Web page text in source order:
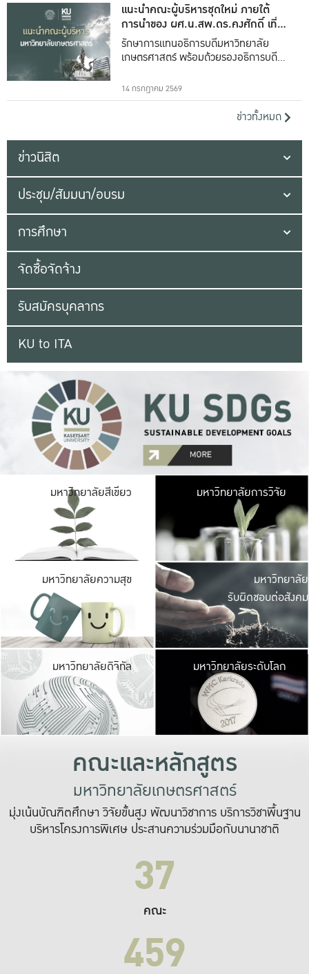
แนะนำคณะผู้บริหารชุดใหม่ ภายใต้
การนำของ ผศ.น.สพ.ดร.คงศักดิ์ เที่ยง
ธรรม
รักษาการแทนอธิการบดีมหาวิทยาลัย
เกษตรศาสตร์ พร้อมด้วยรองอธิการบดีทั้ง
14 กรกฎาคม 2569
ข่าวทั้งหมด
ข่าวนิสิต
ประชุม/สัมมนา/อบรม
การศึกษา
จัดซื้อจัดจ้าง
รับสมัครบุคลากร
KU to ITA
มหาวิทยาลัยสีเขียว มหาวิ
มีพื้นที่เขียวสดใส
เป็นป่าในเมือง เกษต
มหาวิทยาลัยการวิจัย
มหาวิทยาลัยความสุข มหาวิ
ค
เปิดประ
และพบเรื่องราวใ
มหาวิทยาลัย
รับผิดชอบต่อสังคม
มหาวิทยาลัยดิจิทัล มหาวิ
เปลี่ยนแปลง แล
เพื่อทำง
ระบบสารสนเทศ
มหาวิทยาลัยระดับโลก
คณะและหลักสูตร
มหาวิทยาลัยเกษตรศาสตร์
มุ่งเน้นบัณฑิตศึกษา วิจัยขั้นสูง พัฒนาวิชาการ บริการวิชาพื้นฐาน
บริหารโครงการพิเศษ ประสานความร่วมมือกับนานาชาติ
37
คณะ
459